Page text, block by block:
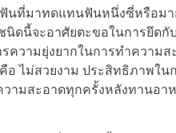
ฟันที่มาทดแทนฟันหนึ่งซี่หรือมา
นิดนี้จะอาศัยตะขอในการยึด
ความยุ่งยากในการทำควา
ไม่สวยงาม ประสิทธิภาพใน
วามสะอาดทุกครั้งหลังทานอ